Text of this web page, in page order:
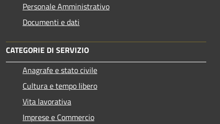
Personale Amministrativo
Documenti e dati
CATEGORIE DI SERVIZIO
Anagrafe e stato civile
Cultura e tempo libero
Vita lavorativa
Imprese e Commercio